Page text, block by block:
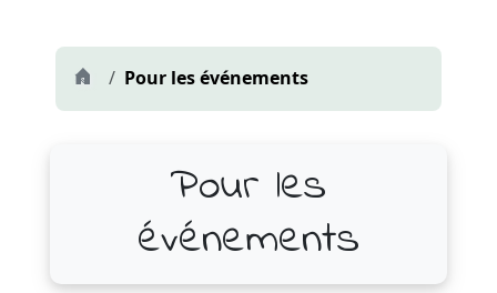
Pour les événements
Pour les
événements